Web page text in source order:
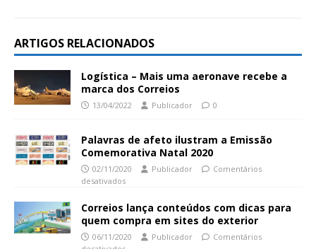
ARTIGOS RELACIONADOS
Logística – Mais uma aeronave recebe a
marca dos Correios
13/04/2022 Publicador 0
Palavras de afeto ilustram a Emissão
Comemorativa Natal 2020
02/11/2020 Publicador
Comentários
desativados
Correios lança conteúdos com dicas para
quem compra em sites do exterior
06/11/2020 Publicador
Comentários